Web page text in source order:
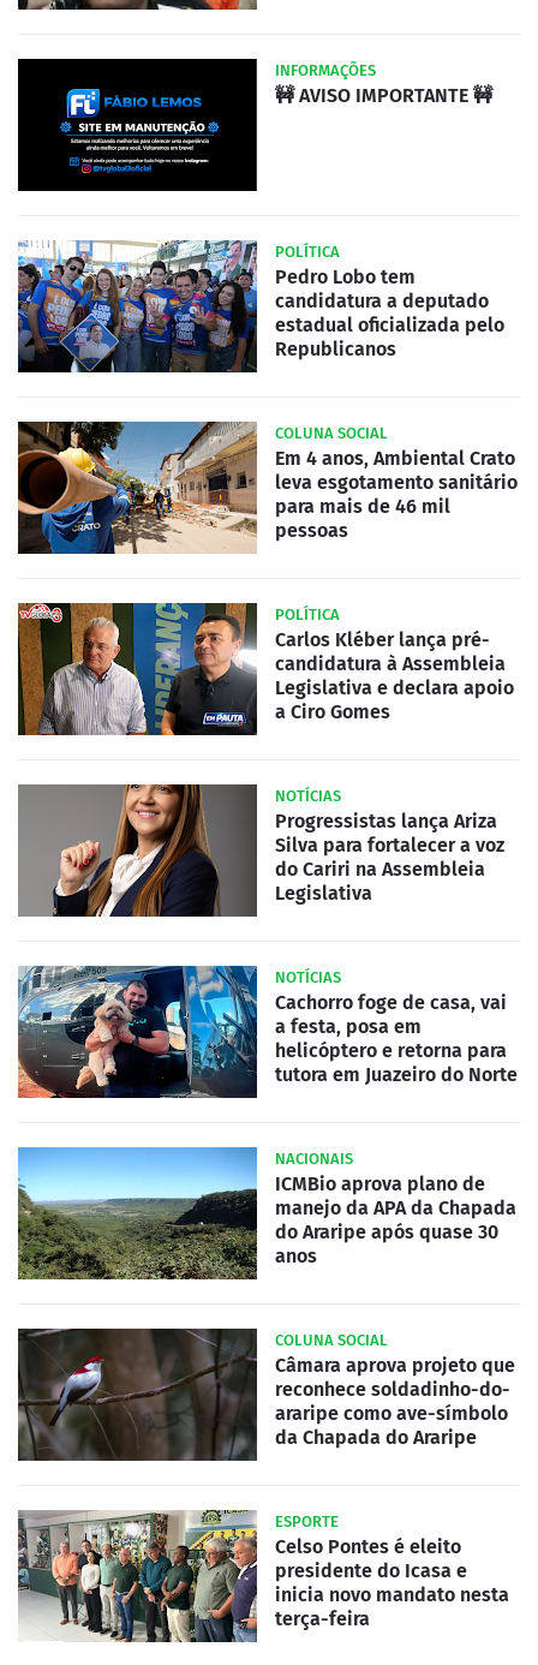
INFORMAÇÕES
🚧 AVISO IMPORTANTE 🚧
POLÍTICA
Pedro Lobo tem
candidatura a deputado
estadual oficializada pelo
Republicanos
COLUNA SOCIAL
Em 4 anos, Ambiental Crato
leva esgotamento sanitário
para mais de 46 mil
pessoas
POLÍTICA
Carlos Kléber lança pré-
candidatura à Assembleia
Legislativa e declara apoio
a Ciro Gomes
NOTÍCIAS
Progressistas lança Ariza
Silva para fortalecer a voz
do Cariri na Assembleia
Legislativa
NOTÍCIAS
Cachorro foge de casa, vai
a festa, posa em
helicóptero e retorna para
tutora em Juazeiro do Norte
NACIONAIS
ICMBio aprova plano de
manejo da APA da Chapada
do Araripe após quase 30
anos
COLUNA SOCIAL
Câmara aprova projeto que
reconhece soldadinho-do-
araripe como ave-símbolo
da Chapada do Araripe
ESPORTE
Celso Pontes é eleito
presidente do Icasa e
inicia novo mandato nesta
terça-feira